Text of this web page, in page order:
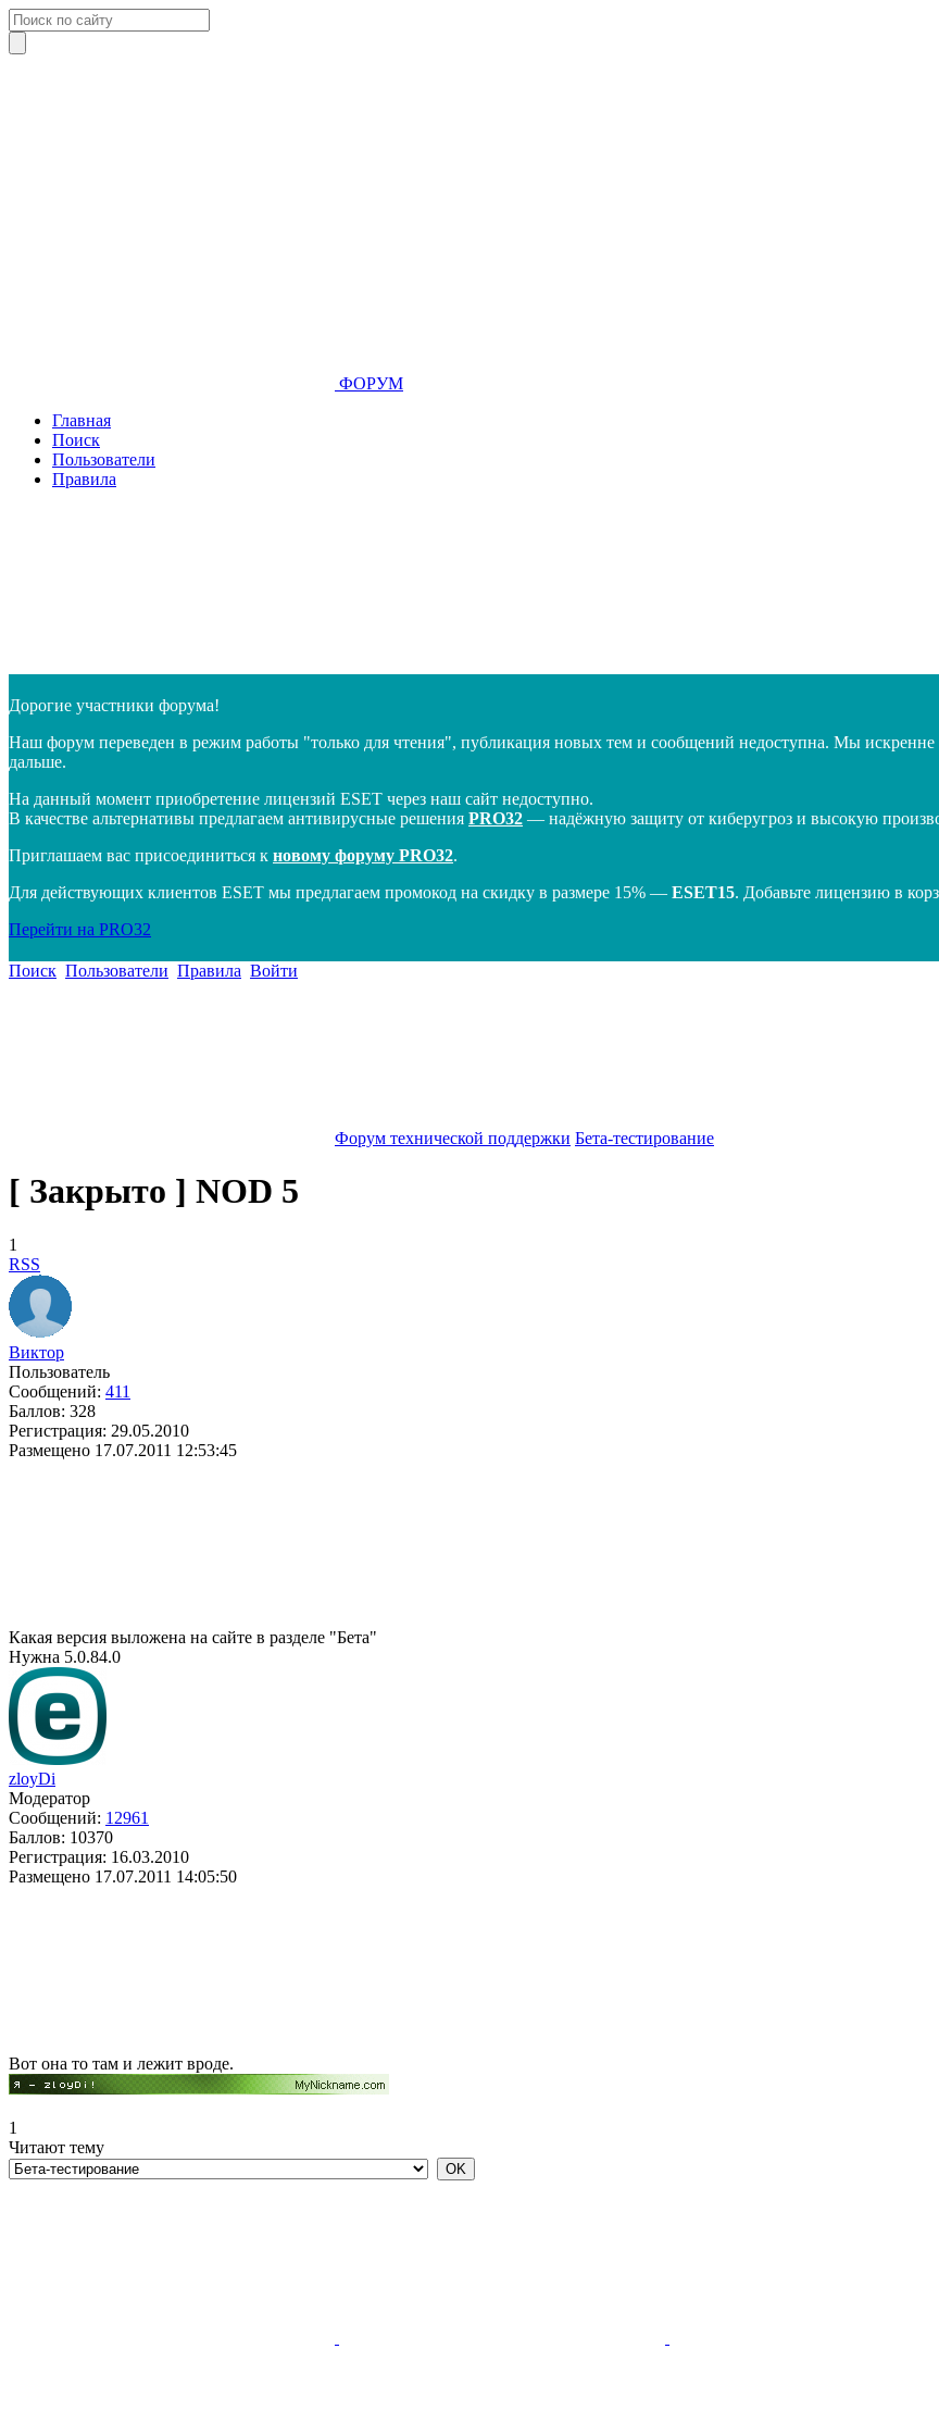
ФОРУМ
Главная
Поиск
Пользователи
Правила
Дорогие участники форума!
Наш форум переведен в режим работы "только для чтения", публикация новых тем и сообщений недоступна. Мы
дальше.
На данный момент приобретение лицензий ESET через наш сайт недоступно.
В качестве альтернативы предлагаем антивирусные решения PRO32 — надёжную защиту от киберугроз и высокую
Приглашаем вас присоединиться к новому форуму PRO32.
Для действующих клиентов ESET мы предлагаем промокод на скидку в размере 15% — ESET15. Добавьте лицензию в
Перейти на PRO32
Поиск Пользователи Правила Войти
Форум технической поддержки Бета-тестирование
[ Закрыто ] NOD 5
1
RSS
Виктор
Пользователь
Сообщений: 411
Баллов: 328
Регистрация: 29.05.2010
Размещено 17.07.2011 12:53:45
Какая версия выложена на сайте в разделе "Бета"
Нужна 5.0.84.0
zloyDi
Модератор
Сообщений: 12961
Баллов: 10370
Регистрация: 16.03.2010
Размещено 17.07.2011 14:05:50
Вот она то там и лежит вроде.
1
Читают тему